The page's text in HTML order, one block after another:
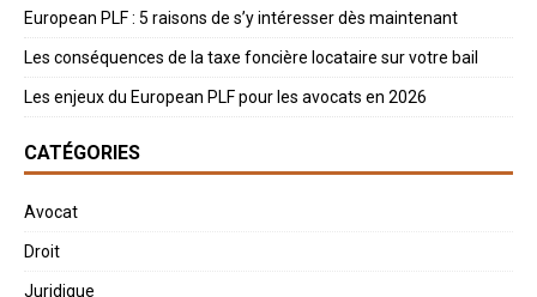
European PLF : 5 raisons de s’y intéresser dès maintenant
Les conséquences de la taxe foncière locataire sur votre bail
Les enjeux du European PLF pour les avocats en 2026
CATÉGORIES
Avocat
Droit
Juridique